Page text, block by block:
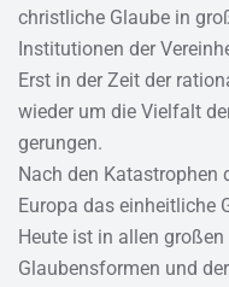
christliche Glaube in
Institutionen der
Erst in der Zeit der
wieder um die Vielfalt
gerungen.
Nach den Katastrophen
Europa das einheitliche
Heute ist in allen
Glaubensformen und